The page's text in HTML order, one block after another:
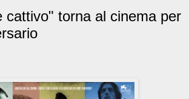
cattivo" torna al cinema per